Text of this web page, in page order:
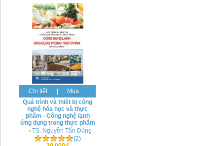
Chi tiết
Mua
Quá trình và thiết bị công
nghệ hóa học và thực
phẩm - Công nghệ lạnh
ứng dụng trong thực phẩm
TS. Nguyễn Tấn Dũng
(2)